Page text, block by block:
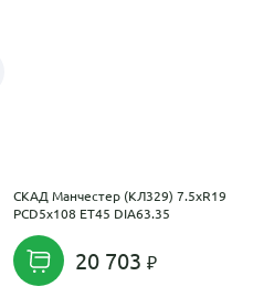
СКАД Манчестер (КЛ329) 7.5xR19
PCD5x108 ET45 DIA63.35
20 703